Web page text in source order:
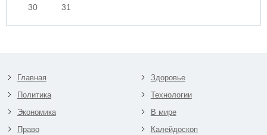
30
31
Главная
Политика
Экономика
Право
Здоровье
Технологии
В мире
Калейдоскоп